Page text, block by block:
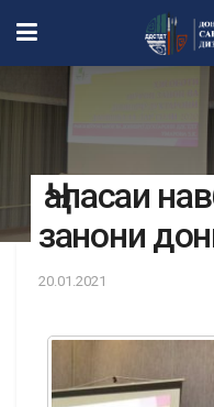
Ҷаласаи
занони
20.01.2021